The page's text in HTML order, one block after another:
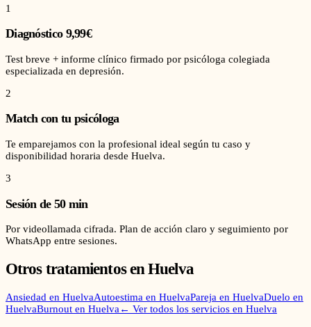
1
Diagnóstico 9,99€
Test breve + informe clínico firmado por psicóloga colegiada
especializada en depresión.
2
Match con tu psicóloga
Te emparejamos con la profesional ideal según tu caso y
disponibilidad horaria desde Huelva.
3
Sesión de 50 min
Por videollamada cifrada. Plan de acción claro y seguimiento por
WhatsApp entre sesiones.
Otros tratamientos enHuelva
Ansiedad en HuelvaAutoestima en HuelvaPareja en HuelvaDuelo en
HuelvaBurnout en Huelva ← Ver todos los servicios en Huelva